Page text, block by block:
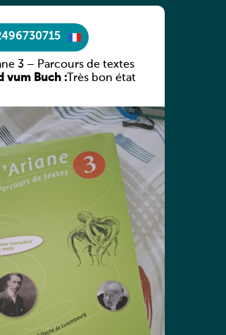
3 – Parcours de textes
vum Buch :Très bon état